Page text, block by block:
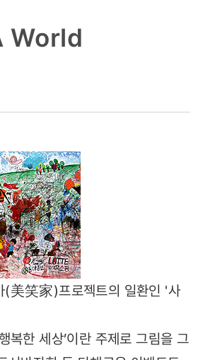
World
(美笑家)프로젝트의 일환인 '사
한 세상’이란 주제로 그림을 그